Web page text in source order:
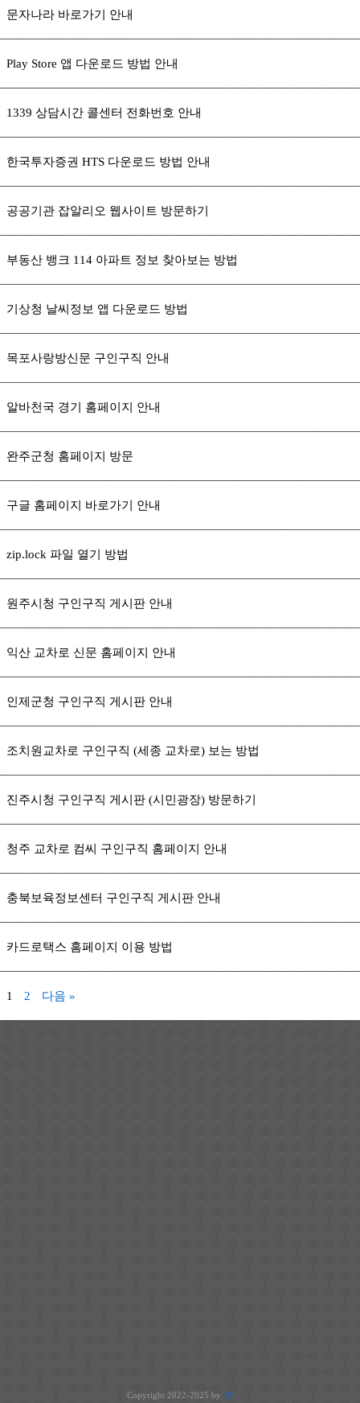
문자나라 바로가기 안내
Play Store 앱 다운로드 방법 안내
1339 상담시간 콜센터 전화번호 안내
한국투자증권 HTS 다운로드 방법 안내
공공기관 잡알리오 웹사이트 방문하기
부동산 뱅크 114 아파트 정보 찾아보는 방법
기상청 날씨정보 앱 다운로드 방법
목포사랑방신문 구인구직 안내
알바천국 경기 홈페이지 안내
완주군청 홈페이지 방문
구글 홈페이지 바로가기 안내
zip.lock 파일 열기 방법
원주시청 구인구직 게시판 안내
익산 교차로 신문 홈페이지 안내
인제군청 구인구직 게시판 안내
조치원교차로 구인구직 (세종 교차로) 보는 방법
진주시청 구인구직 게시판 (시민광장) 방문하기
청주 교차로 컴씨 구인구직 홈페이지 안내
충북보육정보센터 구인구직 게시판 안내
카드로택스 홈페이지 이용 방법
1 2 다음 »
Copyright 2022-2025 by JH